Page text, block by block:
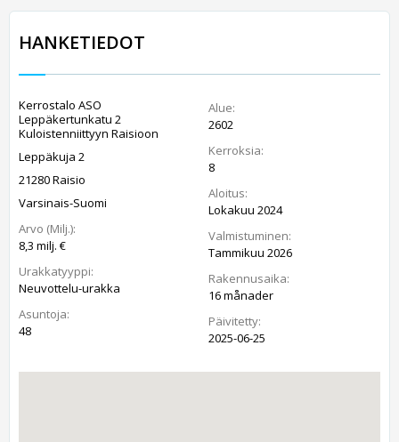
HANKETIEDOT
Kerrostalo ASO
Leppäkertunkatu 2
Kuloistenniittyyn Raisioon
Leppäkuja 2
21280 Raisio
Varsinais-Suomi
Arvo (Milj.):
8,3 milj. €
Urakkatyyppi:
Neuvottelu-urakka
Asuntoja:
48
Alue:
2602
Kerroksia:
8
Aloitus:
Lokakuu 2024
Valmistuminen:
Tammikuu 2026
Rakennusaika:
16 månader
Päivitetty:
2025-06-25